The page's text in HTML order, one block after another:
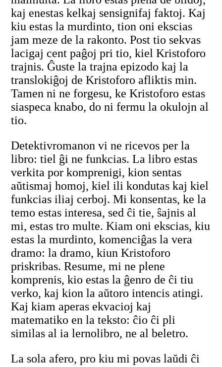
kaj enestas kelkaj sensignifaj faktoj. Kaj
kiu estas la murdinto, tion oni ekscias
jam meze de la rakonto. Post tio sekvas
lacigaj cent paĝoj pri tio, kiel Kristoforo
trajnis. Ĝuste la trajna epizodo kaj la
translokiĝoj de Kristoforo afliktis min.
Tamen ni ne forgesu, ke Kristoforo estas
siaspeca knabo, do ni fermu la okulojn al
tio.
Detektivromanon vi ne ricevos per la
libro: tiel ĝi ne funkcias. La libro estas
verkita por komprenigi, kion sentas
aŭtismaj homoj, kiel ili kondutas kaj kiel
funkcias iliaj cerboj. Mi konsentas, ke la
temo estas interesa, sed ĉi tie, ŝajnis al
mi, estas tro multe. Kiam oni ekscias, kiu
estas la murdinto, komenciĝas la vera
dramo: la dramo, kiun Kristoforo
priskribas. Resume, mi ne plene
komprenis, kio estas la ĝenro de ĉi tiu
verko, kaj kion la aŭtoro intencis atingi.
Kaj kiam aperas ekvacioj kaj
matematiko en la teksto: ĉio ĉi pli
similas al ia lernolibro, ne al beletro.
La sola afero, pro kiu mi povas laŭdi ĉi